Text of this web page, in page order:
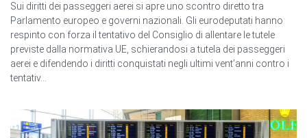
Sui diritti dei passeggeri aerei si apre uno scontro diretto tra
Parlamento europeo e governi nazionali. Gli eurodeputati hanno
respinto con forza il tentativo del Consiglio di allentare le tutele
previste dalla normativa UE, schierandosi a tutela dei passeggeri
aerei e difendendo i diritti conquistati negli ultimi vent’anni contro i
tentativ...